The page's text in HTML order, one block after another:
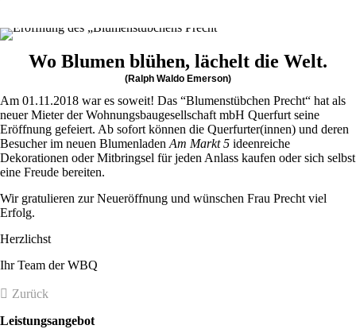
Wo Blumen blühen, lächelt die Welt.
(Ralph Waldo Emerson)
Am 01.11.2018 war es soweit! Das “Blumenstübchen Precht“ hat als
neuer Mieter der Wohnungsbaugesellschaft mbH Querfurt seine
Eröffnung gefeiert. Ab sofort können die Querfurter(innen) und deren
Besucher im neuen Blumenladen Am Markt 5 ideenreiche
Dekorationen oder Mitbringsel für jeden Anlass kaufen oder sich selbst
eine Freude bereiten.
Wir gratulieren zur Neueröffnung und wünschen Frau Precht viel
Erfolg.
Herzlichst
Ihr Team der WBQ
Zurück
Leistungsangebot